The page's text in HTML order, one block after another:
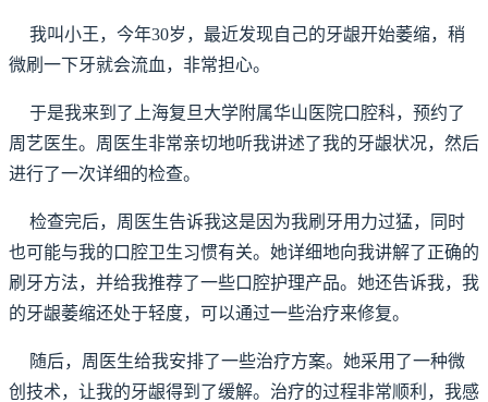
我叫小王，今年30岁，最近发现自己的牙龈开始萎缩，稍
微刷一下牙就会流血，非常担心。
于是我来到了上海复旦大学附属华山医院口腔科，预约了
周艺医生。周医生非常亲切地听我讲述了我的牙龈状况，然后
进行了一次详细的检查。
检查完后，周医生告诉我这是因为我刷牙用力过猛，同时
也可能与我的口腔卫生习惯有关。她详细地向我讲解了正确的
刷牙方法，并给我推荐了一些口腔护理产品。她还告诉我，我
的牙龈萎缩还处于轻度，可以通过一些治疗来修复。
随后，周医生给我安排了一些治疗方案。她采用了一种微
创技术，让我的牙龈得到了缓解。治疗的过程非常顺利，我感